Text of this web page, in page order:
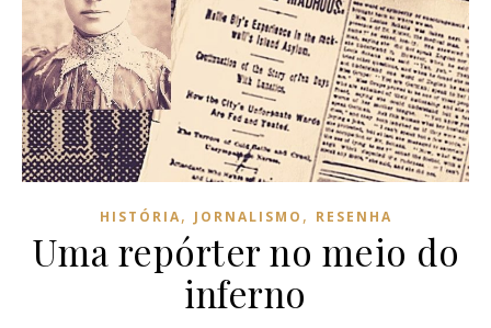
HISTÓRIA, JORNALISMO , RESENHA
Uma repórter no meio do
inferno